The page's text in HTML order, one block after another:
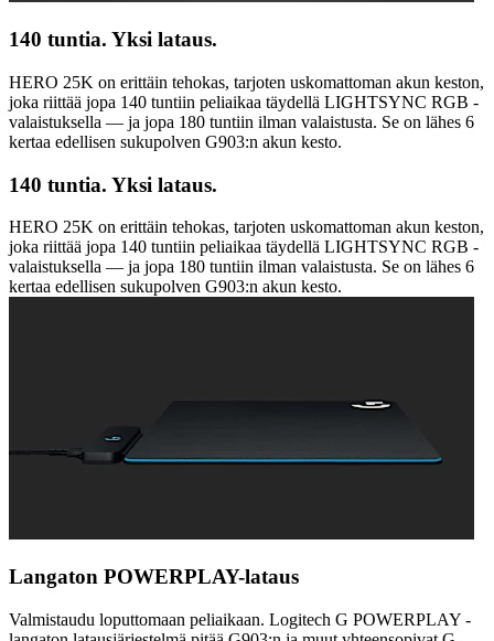
140 tuntia. Yksi lataus.
HERO 25K on erittäin tehokas, tarjoten uskomattoman akun keston,
joka riittää jopa 140 tuntiin peliaikaa täydellä LIGHTSYNC RGB -
valaistuksella — ja jopa 180 tuntiin ilman valaistusta. Se on lähes 6
kertaa edellisen sukupolven G903:n akun kesto.
140 tuntia. Yksi lataus.
HERO 25K on erittäin tehokas, tarjoten uskomattoman akun keston,
joka riittää jopa 140 tuntiin peliaikaa täydellä LIGHTSYNC RGB -
valaistuksella — ja jopa 180 tuntiin ilman valaistusta. Se on lähes 6
kertaa edellisen sukupolven G903:n akun kesto.
Langaton POWERPLAY-lataus
Valmistaudu loputtomaan peliaikaan. Logitech G POWERPLAY -